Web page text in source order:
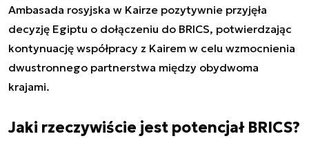
Ambasada rosyjska w Kairze pozytywnie przyjęła
decyzję Egiptu o dołączeniu do BRICS, potwierdzając
kontynuację współpracy z Kairem w celu wzmocnienia
dwustronnego partnerstwa między obydwoma
krajami.
Jaki rzeczywiście jest potencjał BRICS?